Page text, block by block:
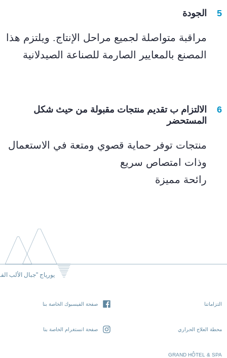
الجودة
مراقبة متواصلة لجميع مراحل الإنتاج. ويلتزم هذا
المصنع بالمعايير الصارمة للصناعة الصيدلانية
الالتزام ب تقديم منتجات مقبولة من حيث شكل
المستحضر
منتجات توفر حماية قصوي ومتعة في الاستعمال
وذات امتصاص سريع
رائحة مميزة
يورياج "جبال الألب
التزاماتنا
محطة العلاج الحراري
GRAND HÔTEL & SPA
صفحة الفيسبوك الخاصة بنا
صفحة انستغرام الخاصة بنا